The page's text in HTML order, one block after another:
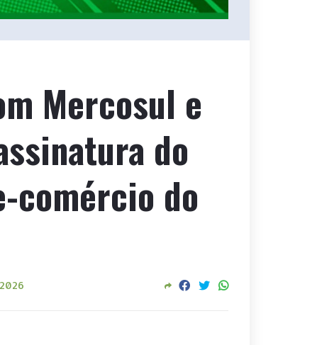
Mercosul e
do
comércio do